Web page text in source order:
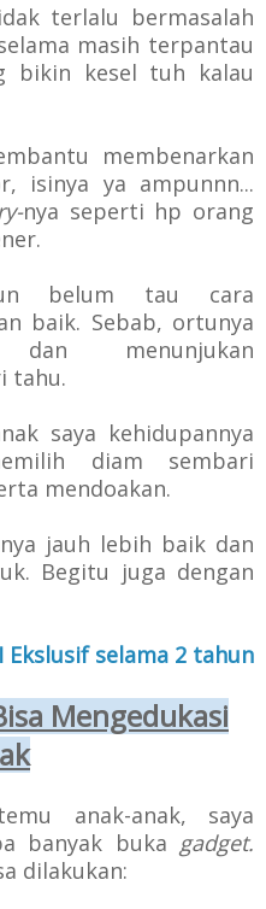
terlalu bermasalah
masih terpantau
bikin kesel tuh kalau
membenarkan
isinya ya ampunnn...
nya seperti hp orang
belum tau cara
baik. Sebab, ortunya
menunjukan
tahu.
saya kehidupannya
diam sembari
mendoakan.
jauh lebih baik dan
Begitu juga dengan
Ekslusif selama 2 tahun
Mengedukasi
anak-anak, saya
banyak buka gadget.
dilakukan: